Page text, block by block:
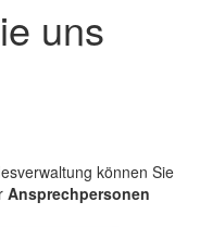
und
schließen
uns
können Sie
Ansprechpersonen